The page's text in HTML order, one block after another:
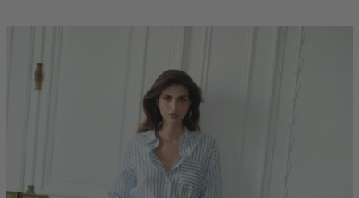
dark